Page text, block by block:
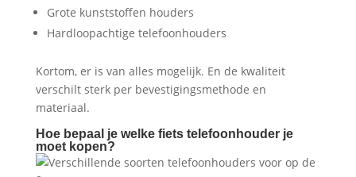
Grote kunststoffen houders
Hardloopachtige telefoonhouders
Kortom, er is van alles mogelijk. En de kwaliteit
verschilt sterk per bevestigingsmethode en
materiaal.
Hoe bepaal je welke fiets telefoonhouder je
moet kopen?